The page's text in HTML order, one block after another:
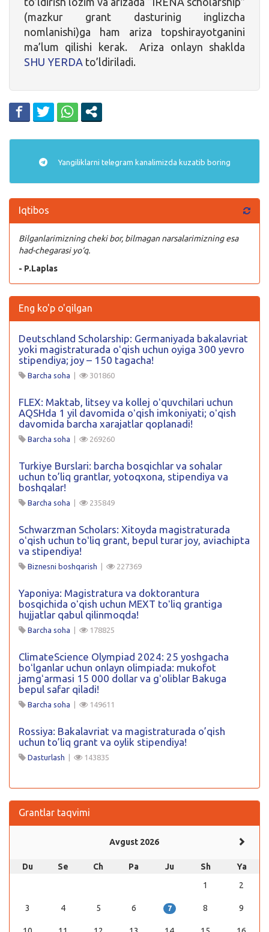
(mazkur grant dasturinig inglizcha
nomlanishi)ga ham ariza topshirayotganini
ma’lum qilishi kerak. Ariza onlayn shaklda
SHU YERDA to’ldiriladi.
Yangiliklarni telegram kanalimizda kuzatib boring
Iqtibos
Bilganlarimizning cheki bor, bilmagan narsalarimizning esa
had-chegarasi yo‘q.
- P.Laplas
Eng ko'p o'qilgan
Deutschland Scholarship: Germaniyada bakalavriat
yoki magistraturada oʻqish uchun oyiga 300 yevro
stipendiya; joy – 150 tagacha!
Barcha soha | 301860
FLEX: Maktab, litsey va kollej oʻquvchilari uchun
AQSHda 1 yil davomida oʻqish imkoniyati; oʻqish
davomida barcha xarajatlar qoplanadi!
Barcha soha | 269260
Turkiye Burslari: barcha bosqichlar va sohalar
uchun to’liq grantlar, yotoqxona, stipendiya va
boshqalar!
Barcha soha | 235849
Schwarzman Scholars: Xitoyda magistraturada
oʻqish uchun toʻliq grant, bepul turar joy, aviachipta
va stipendiya!
Biznesni boshqarish | 227369
Yaponiya: Magistratura va doktorantura
bosqichida oʻqish uchun MEXT toʻliq grantiga
hujjatlar qabul qilinmoqda!
Barcha soha | 178825
ClimateScience Olympiad 2024: 25 yoshgacha
boʻlganlar uchun onlayn olimpiada: mukofot
jamgʻarmasi 15 000 dollar va gʻoliblar Bakuga
bepul safar qiladi!
Barcha soha | 149611
Rossiya: Bakalavriat va magistraturada o’qish
uchun to’liq grant va oylik stipendiya!
Dasturlash | 143835
Grantlar taqvimi
Avgust 2026
Du Se Ch Pa Ju Sh
Ya
1
2
3 4 5 6 7 8 9